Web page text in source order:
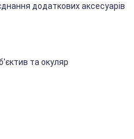
додаткових аксесуарів
та окуляр